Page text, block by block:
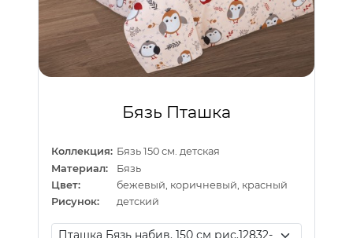
Бязь Пташка
Коллекция: Бязь 150 см. детская
Материал:
Бязь
Цвет:
бежевый, коричневый, красный
Рисунок:
детский